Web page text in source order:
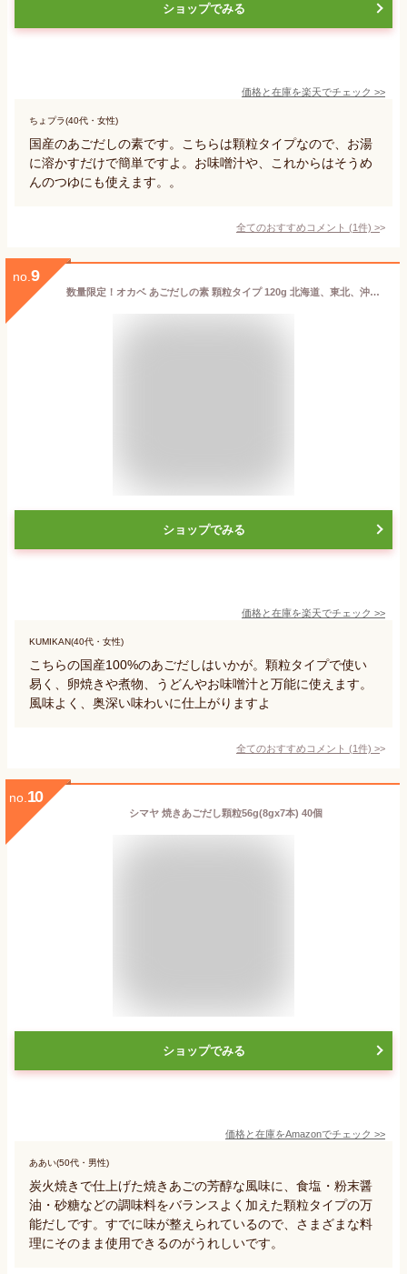
ショップでみる
価格と在庫を楽天でチェック >>
ちょプラ(40代・女性)
国産のあごだしの素です。こちらは顆粒タイプなので、お湯
に溶かすだけで簡単ですよ。お味噌汁や、これからはそうめ
んのつゆにも使えます。。
全てのおすすめコメント (1件) >
no. 9
数量限定！オカベ あごだしの素 顆粒タイプ 120g 北海道、東北、沖縄地方は別途送料あり
ショップでみる
価格と在庫を楽天でチェック >>
KUMIKAN(40代・女性)
こちらの国産100%のあごだしはいかが。顆粒タイプで使い
易く、卵焼きや煮物、うどんやお味噌汁と万能に使えます。
風味よく、奥深い味わいに仕上がりますよ
全てのおすすめコメント (1件) >
no. 10
シマヤ 焼きあごだし顆粒56g(8gx7本) 40個
ショップでみる
価格と在庫をAmazonでチェック >>
ああい(50代・男性)
炭火焼きで仕上げた焼きあごの芳醇な風味に、食塩・粉末醤
油・砂糖などの調味料をバランスよく加えた顆粒タイプの万
能だしです。すでに味が整えられているので、さまざまな料
理にそのまま使用できるのがうれしいです。